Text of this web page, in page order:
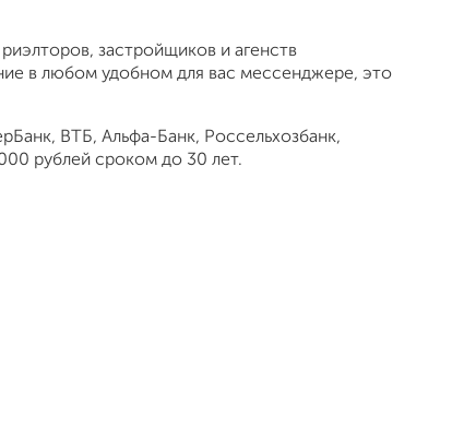
застройщиков и агенств
в любом удобном для вас мессенджере, это
ВТБ, Альфа-Банк, Россельхозбанк,
рублей сроком до 30 лет.